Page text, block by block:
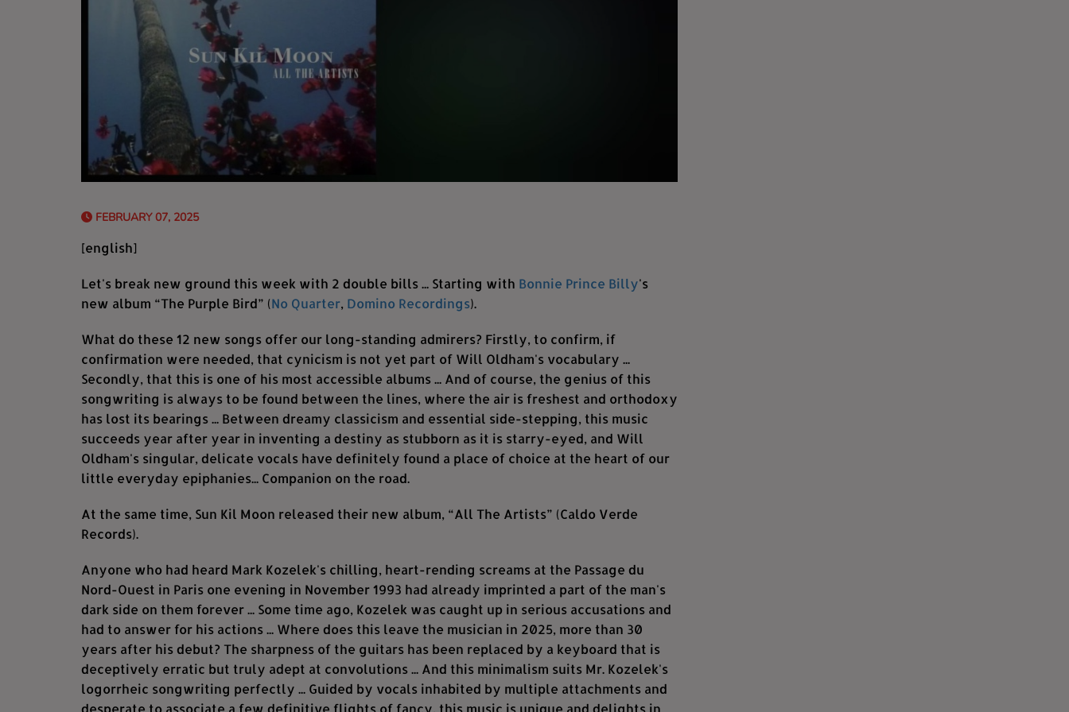
FEBRUARY 07, 2025
[english]
Let's break new ground this week with 2 double bills ... Starting with Bonnie Prince Billy's
new album “The Purple Bird” (No Quarter, Domino Recordings).
What do these 12 new songs offer our long-standing admirers? Firstly, to confirm, if
confirmation were needed, that cynicism is not yet part of Will Oldham's vocabulary ...
Secondly, that this is one of his most accessible albums ... And of course, the genius of this
songwriting is always to be found between the lines, where the air is freshest and orthodoxy
has lost its bearings ... Between dreamy classicism and essential side-stepping, this music
succeeds year after year in inventing a destiny as stubborn as it is starry-eyed, and Will
Oldham's singular, delicate vocals have definitely found a place of choice at the heart of our
little everyday epiphanies... Companion on the road.
At the same time, Sun Kil Moon released their new album, “All The Artists” (Caldo Verde
Records).
Anyone who had heard Mark Kozelek's chilling, heart-rending screams at the Passage du
Nord-Ouest in Paris one evening in November 1993 had already imprinted a part of the man's
dark side on them forever ... Some time ago, Kozelek was caught up in serious accusations and
had to answer for his actions ... Where does this leave the musician in 2025, more than 30
years after his debut? The sharpness of the guitars has been replaced by a keyboard that is
deceptively erratic but truly adept at convolutions ... And this minimalism suits Mr. Kozelek's
logorrheic songwriting perfectly ... Guided by vocals inhabited by multiple attachments and
desperate to associate a few definitive flights of fancy, this music is unique and delights in